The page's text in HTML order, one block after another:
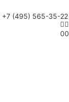
+7 (495) 565-35-22
00